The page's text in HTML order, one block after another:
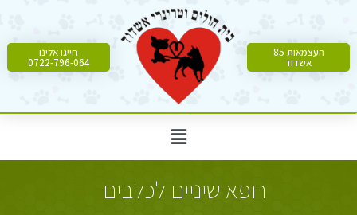
העצמאות 85
אשדוד
חייגו אלינו
0722-796-064
רופא שיניים לכלבים